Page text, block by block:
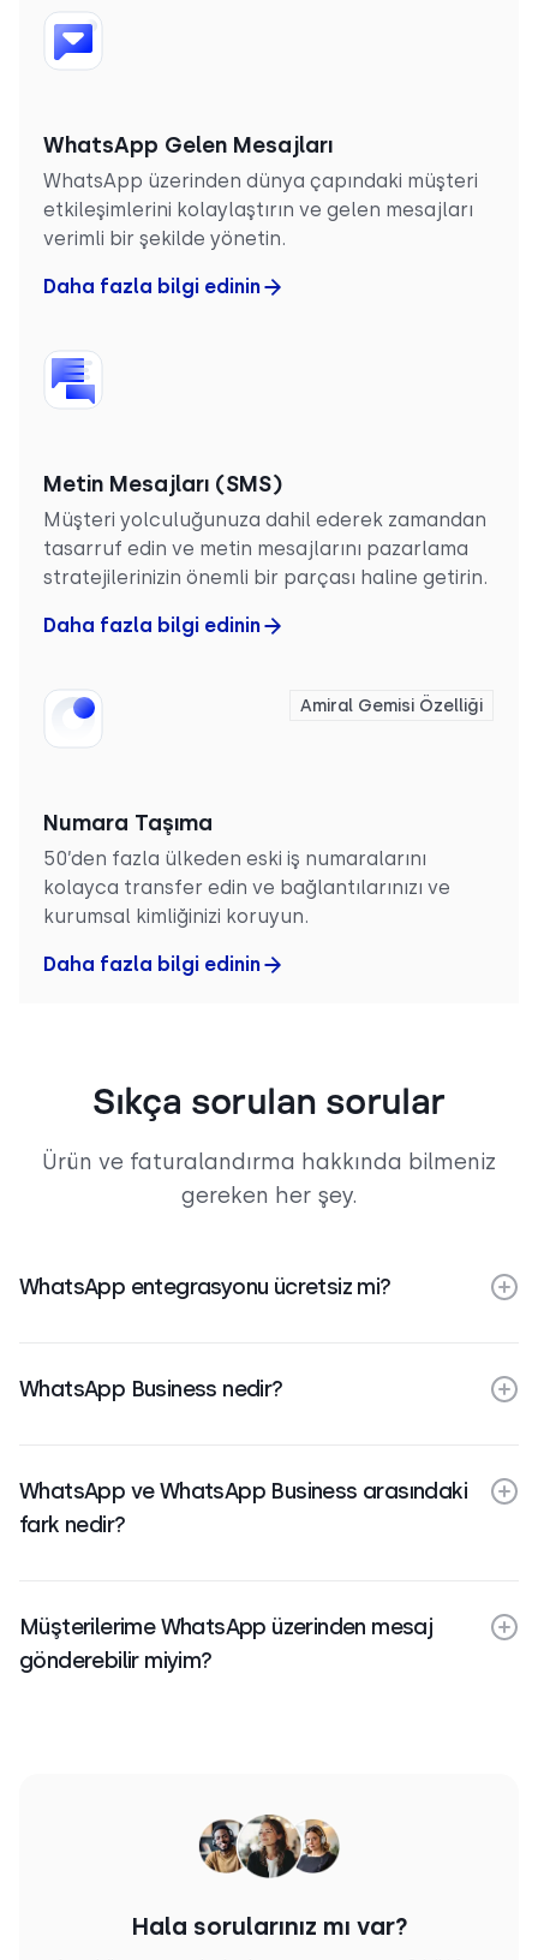
WhatsApp Gelen Mesajları
WhatsApp üzerinden dünya çapındaki müşteri
etkileşimlerini kolaylaştırın ve gelen mesajları
verimli bir şekilde yönetin.
Daha fazla bilgi edinin
Metin Mesajları (SMS)
Müşteri yolculuğunuza dahil ederek zamandan
tasarruf edin ve metin mesajlarını pazarlama
stratejilerinizin önemli bir parçası haline getirin.
Daha fazla bilgi edinin
Amiral Gemisi Özelliği
Numara Taşıma
50’den fazla ülkeden eski iş numaralarını
kolayca transfer edin ve bağlantılarınızı ve
kurumsal kimliğinizi koruyun.
Daha fazla bilgi edinin
Sıkça sorulan sorular
Ürün ve faturalandırma hakkında bilmeniz
gereken her şey.
WhatsApp entegrasyonu ücretsiz mi?
WhatsApp Business nedir?
WhatsApp ve WhatsApp Business arasındaki
fark nedir?
Müşterilerime WhatsApp üzerinden mesaj
gönderebilir miyim?
Hala sorularınız mı var?